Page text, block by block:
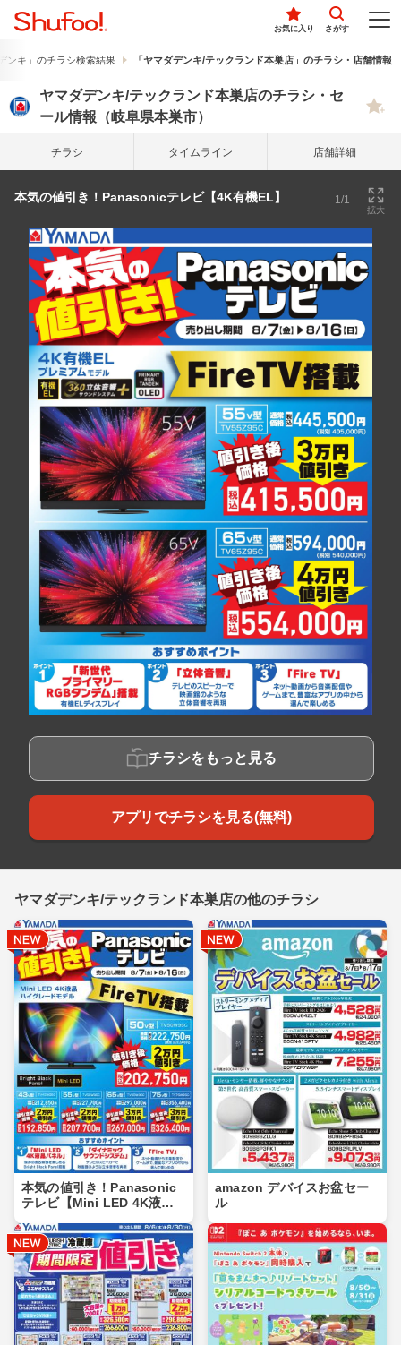
お気に入り さがす
ンキ」のチラシ検索結果 「ヤマダデンキ/テックランド本巣店」のチラシ・店舗情報
ヤマダデンキ/テックランド本巣店のチラシ・セ
ール情報（岐阜県本巣市）
チラシ タイム ライン 店舗詳細
本気の値引き！Panasonicテレビ【4K有機EL】 1/1
拡大
チラシをもっと見る
アプリでチラシを見る(無料)
ヤマダデンキ/テックランド本巣店の他のチラシ
本気の値引き！Panasonic
テレビ【Mini LED 4K液
amazon デバイスお盆セー
ル